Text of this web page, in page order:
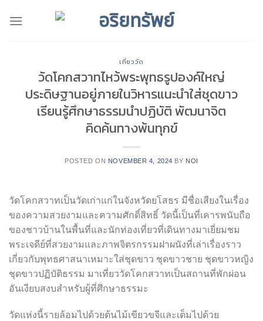
เที่ยววัด
วัดโคกสวาทไหว้พระพุทธรูปองค์ใหญ่
ประดิษฐานอยู่ภายในวิหารแนะนำใส่ชุดขาว
เรียนรู้ศึกษาธรรมนำปฏิบัติ พัฒนาจิต
คิดค้นทางพ้นทุกข์
POSTED ON NOVEMBER 4, 2024 BY NOI
วัดโคกสวาทเป็นวัดเก่าแก่ในจังหวัดยโสธร มีชื่อเสียงในเรื่อง
ของความสวยงามและความศักดิ์สิทธิ์ วัดนี้เป็นที่เคารพนับถือ
ของชาวบ้านในพื้นที่และนักท่องเที่ยวที่เดินทางมาเยี่ยมชม
พระเจดีย์ที่สวยงามและภาพจิตรกรรมฝาผนังที่เล่าเรื่องราว
เกี่ยวกับพุทธศาสนาเหมาะใส่ชุดขาว ชุดขาวชาย ชุดขาวหญิง
ชุดขาวปฏิบัติธรรม มาเที่ยววัดโคกสวาทเป็นสถานที่พักผ่อน
อันเงียบสงบสำหรับผู้ที่ศึกษาธรรมะ
วัดแห่งนี้รายล้อมไปด้วยต้นไม้เขียวขจีและเต็มไปด้วย